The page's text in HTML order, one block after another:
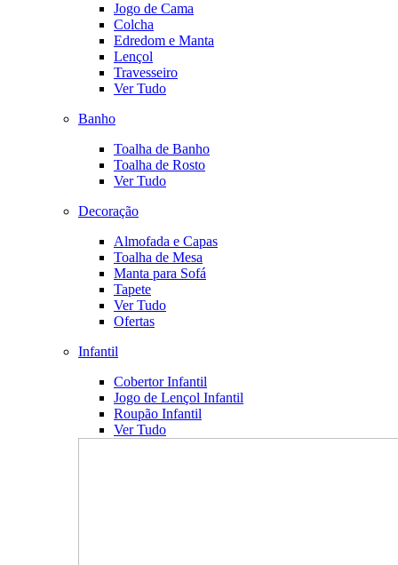
Jogo de Cama
Colcha
Edredom e Manta
Lençol
Travesseiro
Ver Tudo
Banho
Toalha de Banho
Toalha de Rosto
Ver Tudo
Decoração
Almofada e Capas
Toalha de Mesa
Manta para Sofá
Tapete
Ver Tudo
Ofertas
Infantil
Cobertor Infantil
Jogo de Lençol Infantil
Roupão Infantil
Ver Tudo